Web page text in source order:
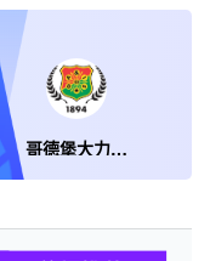
哥德堡大力士U21